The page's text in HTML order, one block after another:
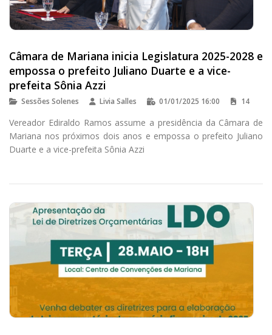
Câmara de Mariana inicia Legislatura 2025-2028 e
empossa o prefeito Juliano Duarte e a vice-
prefeita Sônia Azzi
Sessões Solenes Livia Salles 01/01/2025 16:00 14
Vereador Ediraldo Ramos assume a presidência da Câmara de
Mariana nos próximos dois anos e empossa o prefeito Juliano
Duarte e a vice-prefeita Sônia Azzi